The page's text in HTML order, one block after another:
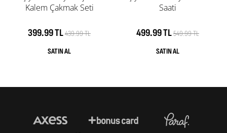
Kalem Çakmak Seti
399.99 TL439.99 TL
Saati
499.99 TL549.99 TL